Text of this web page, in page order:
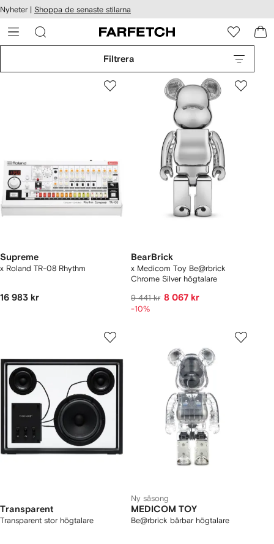
till
Nyheter | Shoppa de senaste stilarna
Filtrera
Supreme
x Roland TR-08 Rhythm
16 983 kr
BearBrick
x Medicom Toy Be@rbrick
Chrome Silver högtalare
9 441 kr 8 067 kr
-10%
Transparent
Transparent stor högtalare
Ny säsong
MEDICOM TOY
Be@rbrick bärbar högtalare